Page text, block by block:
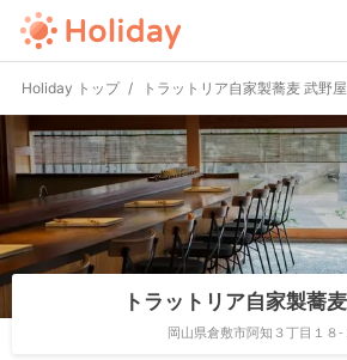
Holiday トップ トラットリア自家製蕎麦 武野屋
トラットリア自家製蕎
岡山県倉敷市阿知３丁目１８-